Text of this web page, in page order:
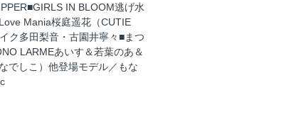
IN BLOOM逃げ水
Mania桜庭遥花（CUTIE
ク多田梨音・古園井寧々■まつ
LARMEあいす＆若葉のあ＆
でしこ）他登場モデル／もな